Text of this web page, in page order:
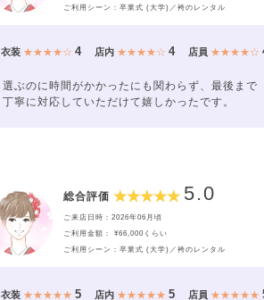
ご利用シーン：卒業式 (大学)／袴のレンタル
衣装 ★★★★☆4 店内 ★★★★☆ 4 店員 ★★★★☆
選ぶのに時間がかかったにも関わらず、最後まで
丁寧に対応していただけて嬉しかったです。
総合評価 5.0
ご来店日時：2026年06月頃
ご利用金額： ¥66,000くらい
ご利用シーン：卒業式 (大学)／袴のレンタル
衣装 ★★★★★5 店内 ★★★★★ 5 店員 ★★★★★